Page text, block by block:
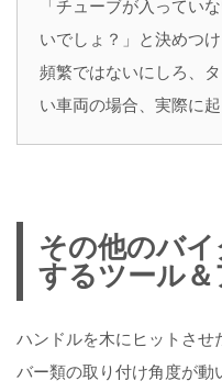
「チューブが入ってい
いでしょ？」と決めつけ
頻繁ではないにしろ、
い車両の場合、実際に
その他のバ
するツール
ハンドルを木にヒットさせ
バー類の取り付け角度が動